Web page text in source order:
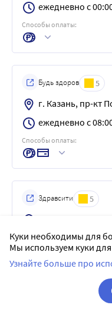
ежедневно с
Способы оплаты:
Будь здоров 5
г. Казань, пр-кт
ежедневно с
Способы оплаты:
Здравсити 5
ежедневно с
Куки необходимы для
Мы используем куки
Узнайте больше про